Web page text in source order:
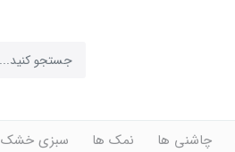
چاشنی ها نمک ها سبزی خشک